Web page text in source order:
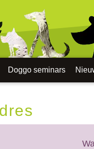
Doggo seminars